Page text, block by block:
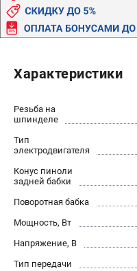
Полотна пильные по
Прижимные устройства
Характеристики токарных
Токарные "ДОПЫ"
Все о влажности
ТЕЛЕФОН
Информация размещённая
проспект
Характеристики
Резьба на
шпинделе
Тип
электродвигателя
Конус пиноли
задней бабки
Поворотная бабка
Мощность, Вт
Напряжение, В
Тип передачи